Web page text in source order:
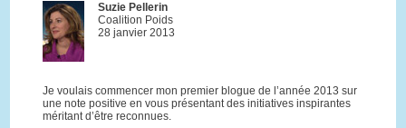
Suzie Pellerin
Coalition Poids
28 janvier 2013
Je voulais commencer mon premier blogue de l’année 2013 sur
une note positive en vous présentant des initiatives inspirantes
méritant d’être reconnues.